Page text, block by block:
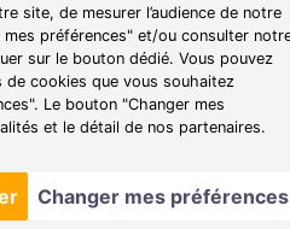
site, de mesurer l’audience de notre
préférences" et/ou consulter
sur le bouton dédié. Vous pouvez
cookies que vous souhaitez
Le bouton "Changer mes
et le détail de nos partenaires.
Changer mes préférences
Voir l'appartement